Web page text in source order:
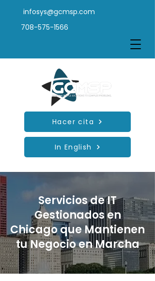
infosys@gcmsp.com
708-575-1566
Hacer cita
In English
Servicios de IT
Gestionados en
Chicago que Mantienen
tu Negocio en Marcha